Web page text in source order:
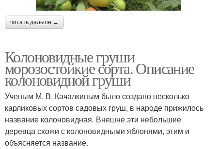
читать дальше →
Колоновидные груши
морозостойкие сорта. Описание
колоновидной груши
Ученым М. В. Качалкиным было создано несколько
карликовых сортов садовых груш, в народе прижилось
название колоновидная. Внешне эти небольшие
деревца схожи с колоновидными яблонями, этим и
объясняется название.